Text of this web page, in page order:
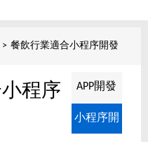
> 餐飲行業適合小程序開發
程序
APP開發
小程序開